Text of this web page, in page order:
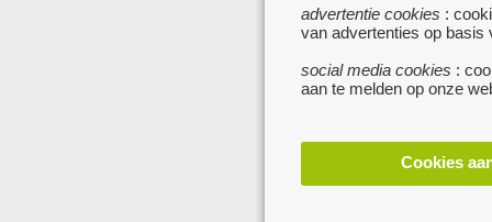
advertentie cookies :
van advertenties op basis
social media cookies :
aan te melden op onze
Cookies